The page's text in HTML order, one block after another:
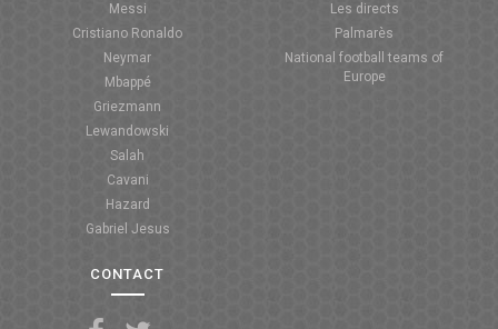
Messi
Cristiano Ronaldo
Neymar
Mbappé
Griezmann
Lewandowski
Salah
Cavani
Hazard
Gabriel Jesus
Les directs
Palmarès
National football teams of
Europe
CONTACT